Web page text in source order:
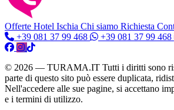
Offerte Hotel Ischia Chi siamo Richiesta
+39 081 37 99 468
+39 081 37 99 468
© 2026 — TURAMA.IT Tutti i diritti sono
parte di questo sito può essere duplicata,
Nell'accedere alle sue pagine, si accettano
e i termini di utilizzo.